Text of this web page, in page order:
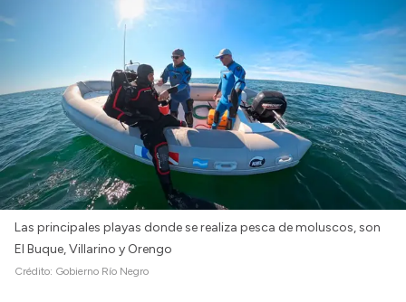
Las principales playas donde se realiza pesca de moluscos, son
El Buque, Villarino y Orengo
Crédito: Gobierno Río Negro